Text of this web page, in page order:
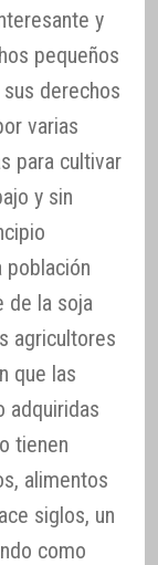
y
pequeños
derechos
varias
para cultivar
y sin
población
de la soja
agricultores
que las
adquiridas
tienen
alimentos
siglos, un
como